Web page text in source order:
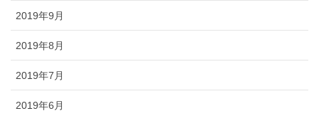
2019年9月
2019年8月
2019年7月
2019年6月